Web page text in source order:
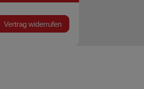
Vertrag widerrufen